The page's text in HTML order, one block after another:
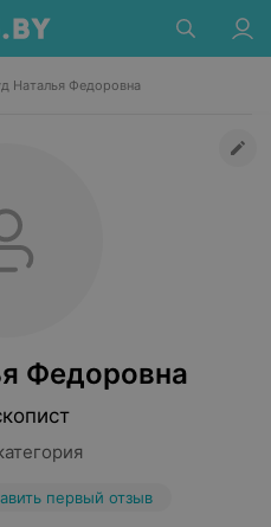
Наталья Федоровна
Федоровна
первый отзыв